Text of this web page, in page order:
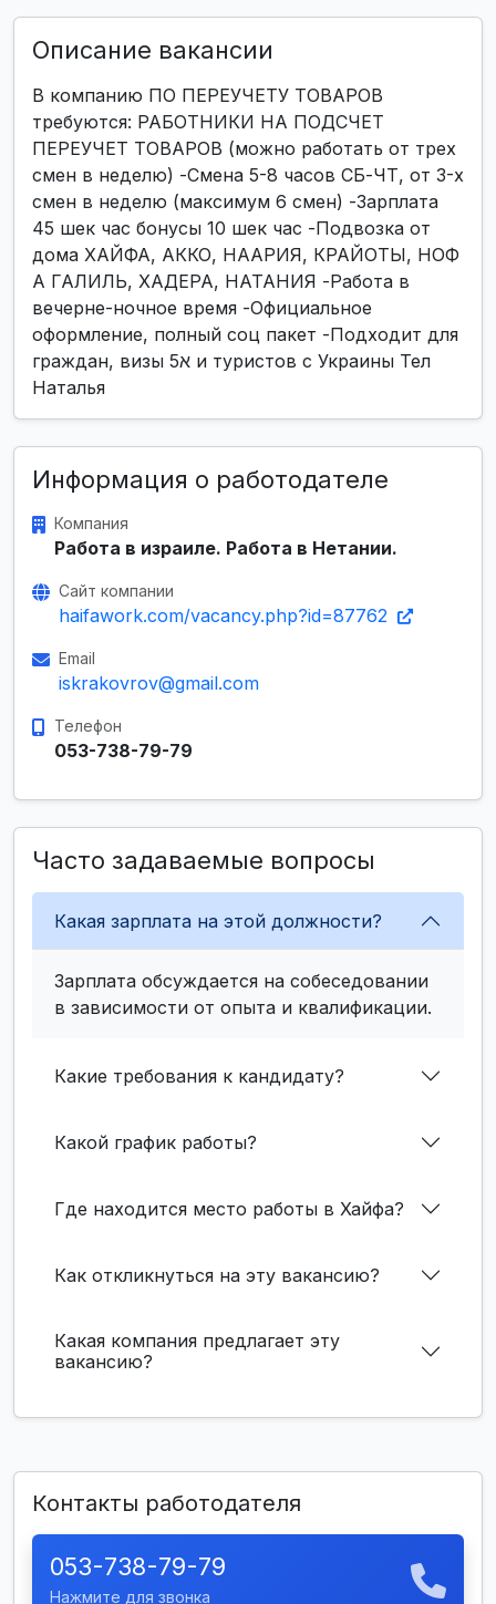
Описание вакансии
В компанию ПО ПЕРЕУЧЕТУ ТОВАРОВ
требуются: РАБОТНИКИ НА ПОДСЧЕТ
ПЕРЕУЧЕТ ТОВАРОВ (можно работать от трех
смен в неделю) -Смена 5-8 часов СБ-ЧТ, от 3-х
смен в неделю (максимум 6 смен) -Зарплата
45 шек час бонусы 10 шек час -Подвозка от
дома ХАЙФА, АККО, НААРИЯ, КРАЙОТЫ, НОФ
А ГАЛИЛЬ, ХАДЕРА, НАТАНИЯ -Работа в
вечерне-ночное время -Официальное
оформление, полный соц пакет -Подходит для
граждан, визы א5 и туристов с Украины Тел
Наталья
Информация о работодателе
Компания
Работа в израиле. Работа в Нетании.
Сайт компании
haifawork.com/vacancy.php?id=87762
Email
iskrakovrov@gmail.com
Телефон
053-738-79-79
Часто задаваемые вопросы
Какая зарплата на этой должности?
Зарплата обсуждается на собеседовании
в зависимости от опыта и квалификации.
Какие требования к кандидату?
Какой график работы?
Где находится место работы в Хайфа?
Как откликнуться на эту вакансию?
Какая компания предлагает эту
вакансию?
Контакты работодателя
053-738-79-79
Нажмите для звонка